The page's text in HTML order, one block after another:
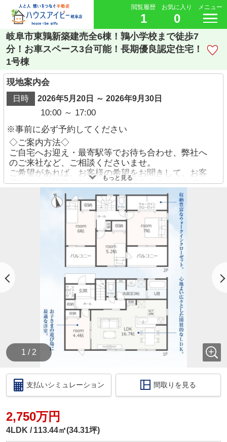
閲覧履歴
1
お気に入り
0
メニュー
岐阜市東鶉新築建売全6棟！鶉小学校まで徒歩7
分！お車スペース3台可能！長期優良認定住宅！
1号棟
現地案内会
日時 2026年5月20日 ～ 2026年9月30日
10:00 ～ 17:00
※事前に必ず予約してください
◇ご案内方法◇
ご自宅へお迎え・最寄駅等でお待ち合わせ、弊社へ
のご来社など、ご相談くださいませ。
ご希望があれば、お客様の希望をお聞きして、お客
様にあった物件をお探ししてご案内することもでき
・お電話でのお問い合わせ→【058-338-9110】
・【物件資料請求ボタン】より、備考欄にご希望日
時を記載ください。
・当店の店舗ページより【ハウスアイビー岐阜店の
ホームページ】へ。
・ラインでのお問い合わせも出来ます。ID検索【＠
731koxur】
◇住宅ローンのご相談いつでも無料で受け付けます
・いくら位の住宅を購入する方がいいの？
・今買うのがいいの？それとも、頭金を貯めてか
ら？
・いくらぐらいまで借りられるの？毎月の返済はい
・車のローンがあっても住宅ローンは組めるの？
・自営業だけど大丈夫？
このような住宅購入に関する資金相談もお伺いいた
税金の控除、給付金のお話などもさせて頂きます。
□ご来店いただいた際には
もっと見る
1 / 2
支払いシミュレーション 間取りを見る
2,750万円
4LDK 113.44㎡(34.31坪)